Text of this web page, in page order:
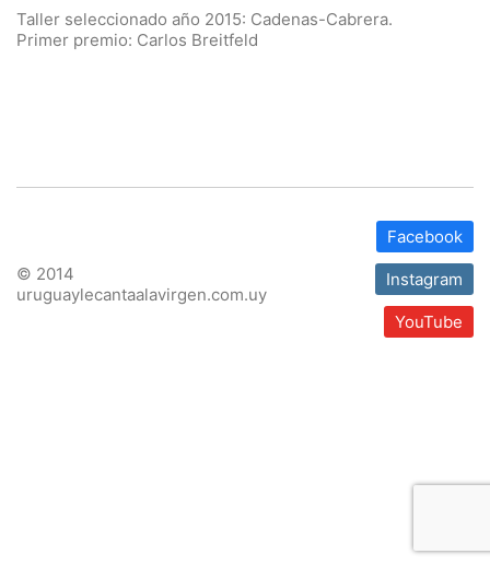
Taller seleccionado año 2015: Cadenas-Cabrera.
Primer premio: Carlos Breitfeld
Facebook
Instagram
YouTube
© 2014
uruguaylecantaalavirgen.com.uy